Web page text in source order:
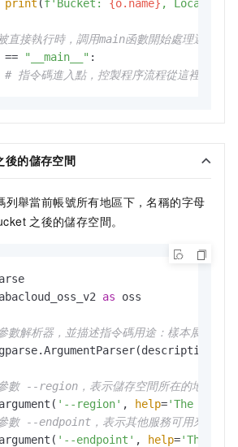
print (f'Bucket: {o.name} , Location:
直接執行時，調用main函數開始處理邏輯
== "__main__" :
# 指令碼進入點，控製程序流程從這裡開始
後的儲存空間
列舉當前帳號所有地區下，名稱的字母
之後的儲存空間。
as oss
數解析器，並描述指令碼用途：樣本展示如何
數 --region，表示儲存空間所在的地區，必
'--region' , help='The
數 --endpoint，表示其他服務可用來訪問
'--endpoint' , help='The